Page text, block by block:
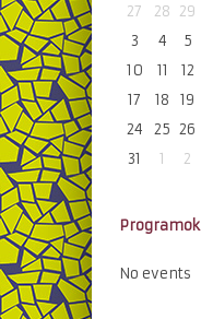
27
28 29
3
4 5
10
11 12
17
18 19
24
25 26
31
1 2
Programok
No events